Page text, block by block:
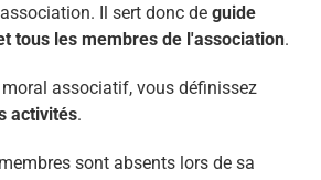
Il sert donc de guide
tous les membres de l'association.
associatif, vous définissez
activités.
sont absents lors de sa